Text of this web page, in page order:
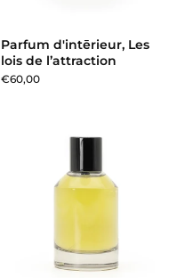
Parfum d'intērieur, Les
lois de l’attraction
€60,00